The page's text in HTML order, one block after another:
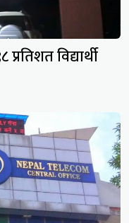
विद्यार्थी